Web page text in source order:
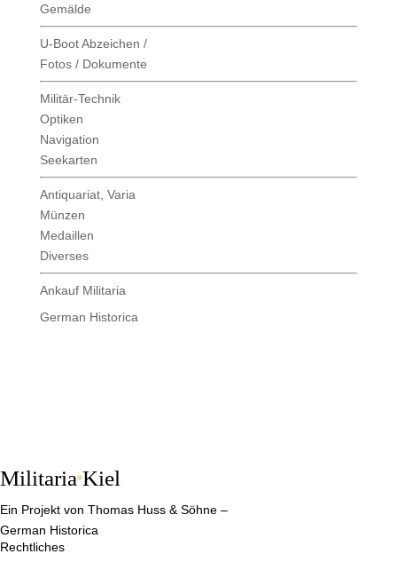
Gemälde
U-Boot Abzeichen /
Fotos / Dokumente
Militär-Technik
Optiken
Navigation
Seekarten
Antiquariat, Varia
Münzen
Medaillen
Diverses
Ankauf Militaria
German Historica
Militaria Kiel
Ein Projekt von Thomas Huss & Söhne –
German Historica
Rechtliches